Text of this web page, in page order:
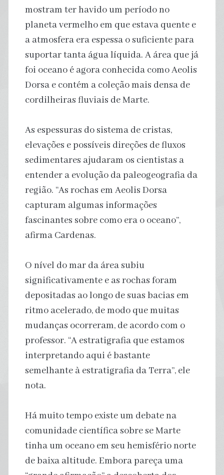
mostram ter havido um período no
planeta vermelho em que estava quente e
a atmosfera era espessa o suficiente para
suportar tanta água líquida. A área que já
foi oceano é agora conhecida como Aeolis
Dorsa e contém a coleção mais densa de
cordilheiras fluviais de Marte.
As espessuras do sistema de cristas,
elevações e possíveis direções de fluxos
sedimentares ajudaram os cientistas a
entender a evolução da paleogeografia da
região. “As rochas em Aeolis Dorsa
capturam algumas informações
fascinantes sobre como era o oceano”,
afirma Cardenas.
O nível do mar da área subiu
significativamente e as rochas foram
depositadas ao longo de suas bacias em
ritmo acelerado, de modo que muitas
mudanças ocorreram, de acordo com o
professor. “A estratigrafia que estamos
interpretando aqui é bastante
semelhante à estratigrafia da Terra”, ele
nota.
Há muito tempo existe um debate na
comunidade científica sobre se Marte
tinha um oceano em seu hemisfério norte
de baixa altitude. Embora pareça uma